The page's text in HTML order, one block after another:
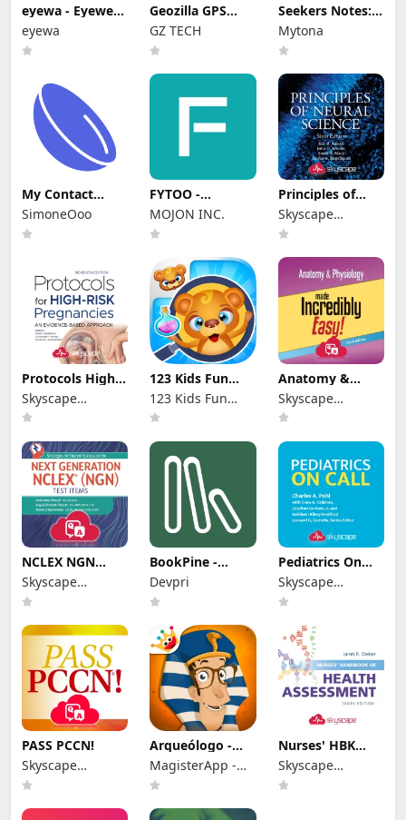
eyewa - Eyewear
Shopping App
eyewa
Geozilla GPS
Localizador
GZ TECH
Seekers Notes:
Objetos ocultos
Mytona
My Contact
Lenses
SimoneOoo
FYTOO -
Customize Your
Glasses
MOJON INC.
Principles of
Neural Science
Skyscape
Medpresso Inc
Protocols High-
Risk Pregnancy
Skyscape
Medpresso Inc
123 Kids Fun
Seek and Find
123 Kids Fun
Apps -
for Kids
Anatomy &
Physiology MIE
NCLEX
Skyscape
Medpresso Inc
NCLEX NGN
Next Generation
Skyscape
Medpresso Inc
BookPine -
Registro de
lectura
Devpri
Pediatrics On
Call
Skyscape
Medpresso Inc
PASS PCCN!
Skyscape
Medpresso Inc
Arqueólogo -
Antiguo Egipto
2+
MagisterApp -
Educational
Nurses' HBK
Health
Assessment
Skyscape
Medpresso Inc